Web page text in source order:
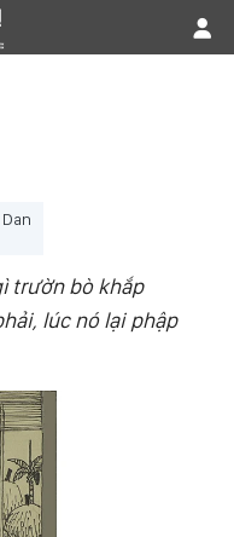
trườn bò khắp
lúc nó lại phập